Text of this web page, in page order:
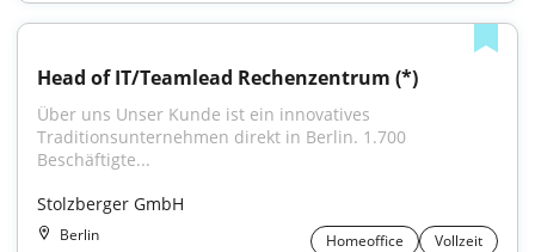
Head of IT/Teamlead Rechenzentrum (*)
Über uns Unser Kunde ist ein innovatives
Traditionsunternehmen direkt in Berlin. 1.700
Beschäftigte...
Stolzberger GmbH
Berlin Homeoffice Vollzeit